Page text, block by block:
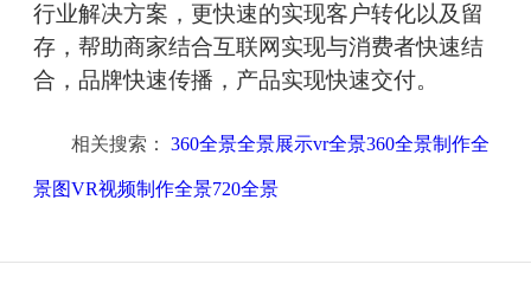
行业解决方案，更快速的实现客户转化以及留
存，帮助商家结合互联网实现与消费者快速结
合，品牌快速传播，产品实现快速交付。
相关搜索： 360全景全景展示vr全景360全景制作全
景图VR视频制作全景720全景